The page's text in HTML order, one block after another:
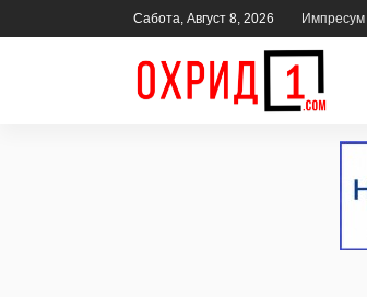
Сабота, Август 8, 2026 Импресум